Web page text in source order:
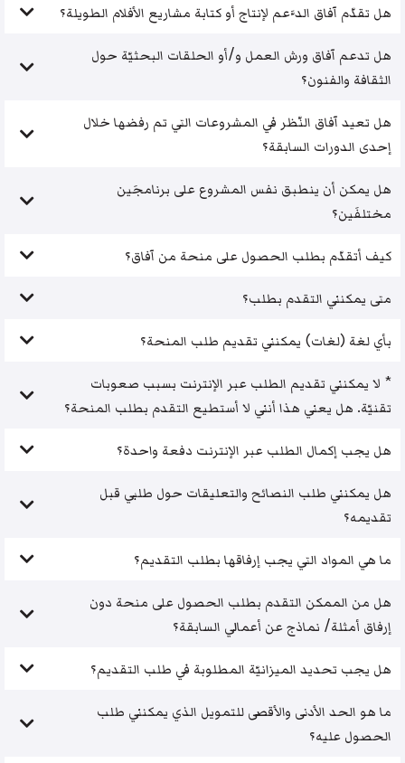
هل تقدّم آفاق الدَّعم لإنتاج أو كتابة مشاريع الأفلام الطويلة؟
هل تدعم آفاق ورش العمل و/أو الحلقات البحثيّة حول
الثقافة والفنون؟
هل تعيد آفاق النّظر في المشروعات التي تم رفضها خلال
إحدى الدورات السابقة؟
هل يمكن أن ينطبق نفس المشروع على برنامجَين
مختلفَين؟
كيف أتقدّم بطلب الحصول على منحة من آفاق؟
متى يمكنني التقدم بطلب؟
بأي لغة (لغات) يمكنني تقديم طلب المنحة؟
* لا يمكنني تقديم الطلب عبر الإنترنت بسبب صعوبات
تقنيّة. هل يعني هذا أنني لا أستطيع التقدم بطلب المنحة؟
هل يجب إكمال الطلب عبر الإنترنت دفعة واحدة؟
هل يمكنني طلب النصائح والتعليقات حول طلبي قبل
تقديمه؟
ما هي المواد التي يجب إرفاقها بطلب التقديم؟
هل من الممكن التقدم بطلب الحصول على منحة دون
إرفاق أمثلة/ نماذج عن أعمالي السابقة؟
هل يجب تحديد الميزانيّة المطلوبة في طلب التقديم؟
ما هو الحد الأدنى والأقصى للتمويل الذي يمكنني طلب
الحصول عليه؟